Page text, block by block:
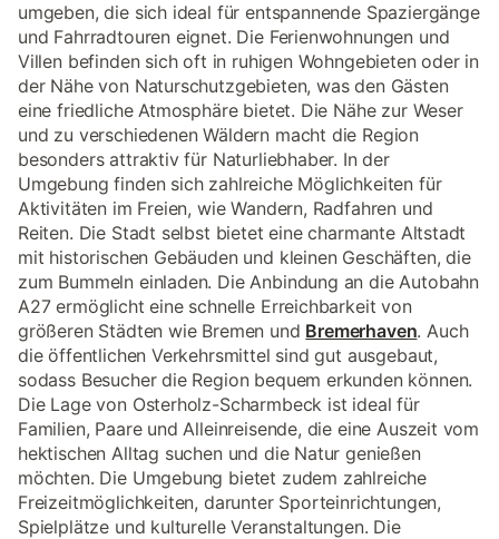
umgeben, die sich ideal für entspannende Spaziergänge
und Fahrradtouren eignet. Die Ferienwohnungen und
Villen befinden sich oft in ruhigen Wohngebieten oder in
der Nähe von Naturschutzgebieten, was den Gästen
eine friedliche Atmosphäre bietet. Die Nähe zur Weser
und zu verschiedenen Wäldern macht die Region
besonders attraktiv für Naturliebhaber. In der
Umgebung finden sich zahlreiche Möglichkeiten für
Aktivitäten im Freien, wie Wandern, Radfahren und
Reiten. Die Stadt selbst bietet eine charmante Altstadt
mit historischen Gebäuden und kleinen Geschäften, die
zum Bummeln einladen. Die Anbindung an die Autobahn
A27 ermöglicht eine schnelle Erreichbarkeit von
größeren Städten wie Bremen und Bremerhaven. Auch
die öffentlichen Verkehrsmittel sind gut ausgebaut,
sodass Besucher die Region bequem erkunden können.
Die Lage von Osterholz-Scharmbeck ist ideal für
Familien, Paare und Alleinreisende, die eine Auszeit vom
hektischen Alltag suchen und die Natur genießen
möchten. Die Umgebung bietet zudem zahlreiche
Freizeitmöglichkeiten, darunter Sporteinrichtungen,
Spielplätze und kulturelle Veranstaltungen. Die